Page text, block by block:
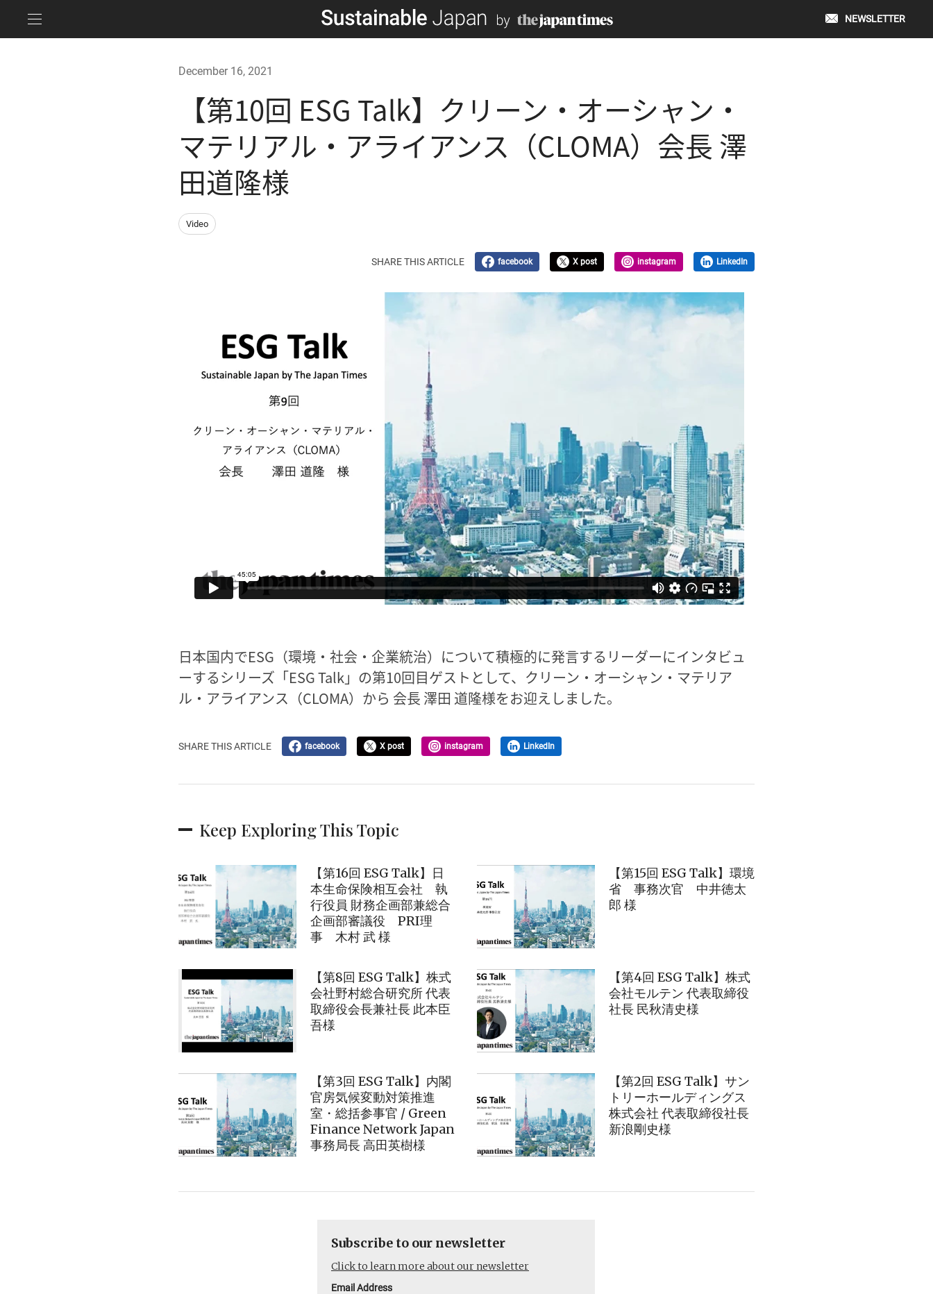
NEWSLETTER
December 16, 2021
【第10回 ESG Talk】クリーン・オーシャン・
マテリアル・アライアンス（CLOMA）会長 澤
田道隆様
Video
SHARE THIS ARTICLE facebook X post instagram LinkedIn
日本国内でESG（環境・社会・企業統治）について積極的に発言するリーダーにインタビュ
ーするシリーズ「ESG Talk」の第10回目ゲストとして、クリーン・オーシャン・マテリア
ル・アライアンス（CLOMA）から 会長 澤田 道隆様をお迎えしました。
SHARE THIS ARTICLE facebook X post instagram LinkedIn
Keep Exploring This Topic
【第16回 ESG Talk】日
本生命保険相互会社 執
行役員 財務企画部兼総合
企画部審議役 PRI理
事 木村 武 様
【第15回 ESG Talk】環境
省 事務次官 中井徳太
郎 様
【第8回 ESG Talk】株式
会社野村総合研究所 代表
取締役会長兼社長 此本臣
吾様
【第4回 ESG Talk】株式
会社モルテン 代表取締役
社長 民秋清史様
【第3回 ESG Talk】内閣
官房気候変動対策推進
室・総括参事官 / Green
Finance Network Japan
事務局長 高田英樹様
【第2回 ESG Talk】サン
トリーホールディングス
株式会社 代表取締役社長
新浪剛史様
Subscribe to our newsletter
Click to learn more about our newsletter
Email Address